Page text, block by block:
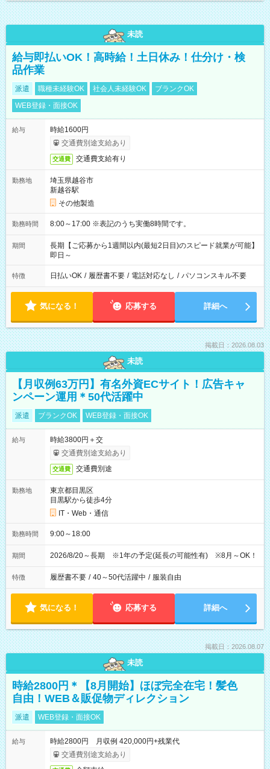
未読
給与即払いOK！高時給！土日休み！仕分け・検
品作業
派遣 職種未経験OK 社会人未経験OK
ブランクOK
WEB登録・面接OK
給与
時給1600円
交通費別途支給あり
交通費 交通費支給有り
勤務地
埼玉県越谷市
新越谷駅
その他製造
勤務時間 8:00～17:00 ※表記のうち実働8時間です。
期間
長期【ご応募から1週間以内(最短2日目)のスピード就業が可能】
即日～
特徴 日払いOK / 履歴書不要 / 電話対応なし / パソコンスキル不要
気になる！ 応募する 詳細へ
掲載日：2026.08.03
未読
【月収例63万円】有名外資ECサイト！広告キャ
ンペーン運用＊50代活躍中
派遣 ブランクOK WEB登録・面接OK
給与
時給3800円＋交
交通費別途支給あり
交通費 交通費別途
勤務地
東京都目黒区
目黒駅から徒歩4分
IT・Web・通信
勤務時間 9:00～18:00
期間 2026/8/20～長期 ※1年の予定(延長の可能性有) ※8月～OK！
特徴 履歴書不要 / 40～50代活躍中 / 服装自由
気になる！ 応募する 詳細へ
掲載日：2026.08.07
未読
時給2800円＊【8月開始】ほぼ完全在宅！髪色
自由！WEB＆販促物ディレクション
派遣 WEB登録・面接OK
給与
時給2800円 月収例 420,000円+残業代
交通費別途支給あり